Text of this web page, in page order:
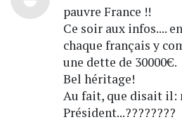
pauvre France !!
Ce soir aux infos....
chaque français y
une dette de 30000€.
Bel héritage!
Au fait, que disait il:
Président...????????